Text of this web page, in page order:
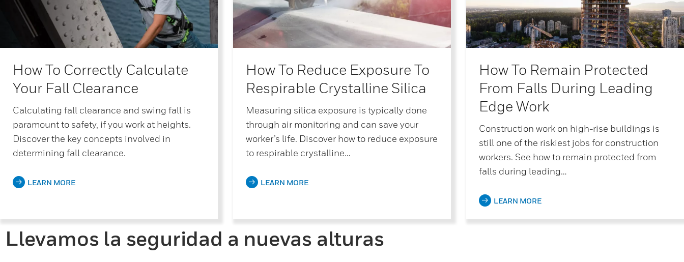
How To Correctly Calculate
Your Fall Clearance
Calculating fall clearance and swing fall is
paramount to safety, if you work at heights.
Discover the key concepts involved in
determining fall clearance.
LEARN MORE
How To Reduce Exposure To
Respirable Crystalline Silica
Measuring silica exposure is typically done
through air monitoring and can save your
worker’s life. Discover how to reduce exposure
to respirable crystalline…
LEARN MORE
How To Remain Protected
From Falls During Leading
Edge Work
Construction work on high-rise buildings is
still one of the riskiest jobs for construction
workers. See how to remain protected from
falls during leading…
LEARN MORE
Llevamos la seguridad a nuevas alturas